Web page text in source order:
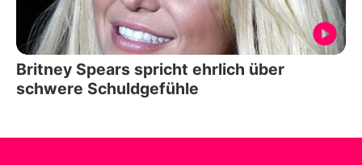
Britney Spears spricht ehrlich über
schwere Schuldgefühle